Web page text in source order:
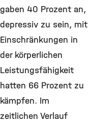
gaben 40 Prozent an,
depressiv zu sein, mit
Einschränkungen in
der körperlichen
Leistungsfähigkeit
hatten 66 Prozent zu
kämpfen. Im
zeitlichen Verlauf